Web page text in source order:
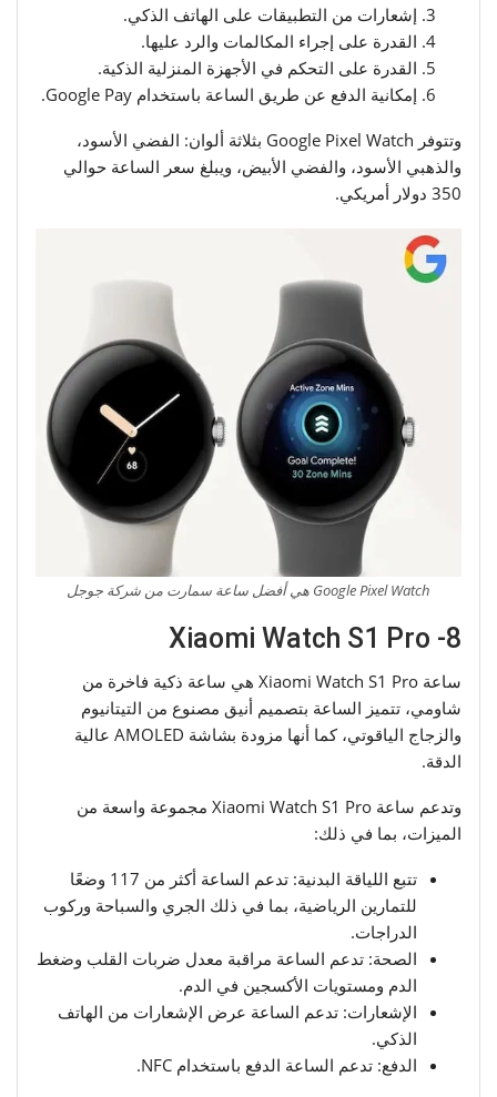
إشعارات من التطبيقات على الهاتف الذكي.
القدرة على إجراء المكالمات والرد عليها.
القدرة على التحكم في الأجهزة المنزلية الذكية.
إمكانية الدفع عن طريق الساعة باستخدام Google Pay.
وتتوفر Google Pixel Watch بثلاثة ألوان: الفضي الأسود،
والذهبي الأسود، والفضي الأبيض، ويبلغ سعر الساعة حوالي
350 دولار أمريكي.
Google Pixel Watch هي أفضل ساعة سمارت من شركة جوجل
8- Xiaomi Watch S1 Pro
ساعة Xiaomi Watch S1 Pro هي ساعة ذكية فاخرة من
شاومي، تتميز الساعة بتصميم أنيق مصنوع من التيتانيوم
والزجاج الياقوتي، كما أنها مزودة بشاشة AMOLED عالية
الدقة.
وتدعم ساعة Xiaomi Watch S1 Pro مجموعة واسعة من
الميزات، بما في ذلك:
تتبع اللياقة البدنية: تدعم الساعة أكثر من 117 وضعًا
للتمارين الرياضية، بما في ذلك الجري والسباحة وركوب
الدراجات.
الصحة: تدعم الساعة مراقبة معدل ضربات القلب وضغط
الدم ومستويات الأكسجين في الدم.
الإشعارات: تدعم الساعة عرض الإشعارات من الهاتف
الذكي.
الدفع: تدعم الساعة الدفع باستخدام NFC.